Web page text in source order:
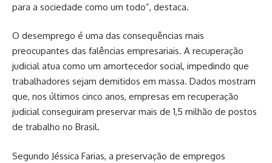
para a sociedade como um todo”, destaca.
O desemprego é uma das consequências mais
preocupantes das falências empresariais. A recuperação
judicial atua como um amortecedor social, impedindo que
trabalhadores sejam demitidos em massa. Dados mostram
que, nos últimos cinco anos, empresas em recuperação
judicial conseguiram preservar mais de 1,5 milhão de postos
de trabalho no Brasil.
Segundo Jéssica Farias, a preservação de empregos